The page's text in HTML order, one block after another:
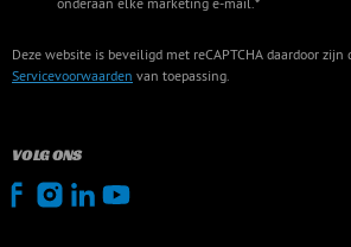
Deze website is beveiligd met reCAPTCHA daardoor zijn
Servicevoorwaarden van toepassing.
VOLG ONS